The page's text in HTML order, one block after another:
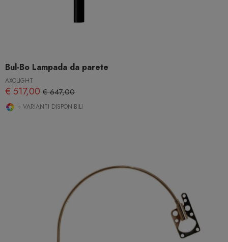
Bul-Bo Lampada da parete
AXOLIGHT
€ 517,00 € 647,00
+ VARIANTI DISPONIBILI